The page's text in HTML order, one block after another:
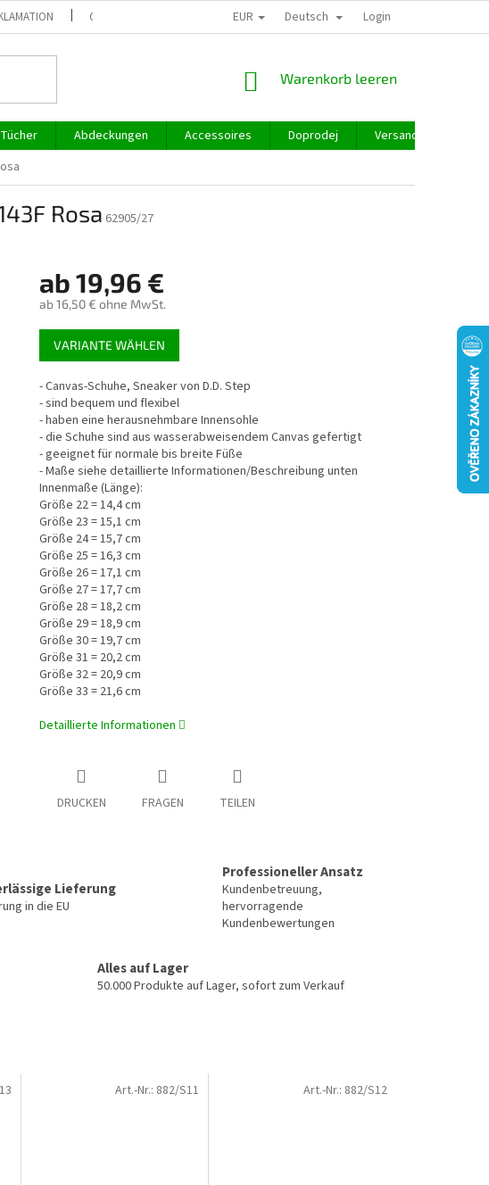
GROSSHANDEL EUR Deutsch Login
WARENKORB
Warenkorb leeren
Abdeckungen Accessoires Doprodej
Versand und Zahlung
Rosa 62905/27
ab19,96 €
ab16,50 € ohne MwSt.
Verkaufspreis:
VARIANTE WÄHLEN
- Canvas-Schuhe, Sneaker von D.D. Step
- sind bequem und flexibel
- haben eine herausnehmbare Innensohle
- die Schuhe sind aus wasserabweisendem Canvas gefertigt
- geeignet für normale bis breite Füße
- Maße siehe detaillierte Informationen/Beschreibung unten
Innenmaße (Länge):
Größe 22 = 14,4 cm
Größe 23 = 15,1 cm
Größe 24 = 15,7 cm
Größe 25 = 16,3 cm
Größe 26 = 17,1 cm
Größe 27 = 17,7 cm
Größe 28 = 18,2 cm
Größe 29 = 18,9 cm
Größe 30 = 19,7 cm
Größe 31 = 20,2 cm
Größe 32 = 20,9 cm
Größe 33 = 21,6 cm
Detaillierte Informationen
DRUCKEN FRAGEN TEILEN
Lieferung
in die EU
Professioneller Ansatz
Kundenbetreuung,
hervorragende
Kundenbewertungen
Alles auf Lager
50.000 Produkte auf Lager, sofort zum Verkauf
Art.-Nr.: 882/S11 Art.-Nr.: 882/S12